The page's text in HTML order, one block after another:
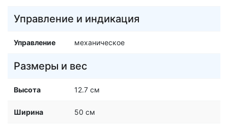
Управление и индикация
Управление механическое
Размеры и вес
Высота 12.7 см
Ширина 50 см